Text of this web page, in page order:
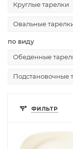
Круглые тарелки
Овальные
по виду
Обеденные
Подстановочные
ФИЛЬТР